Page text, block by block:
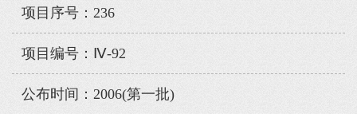
项目序号：236
项目编号：Ⅳ-92
公布时间：2006(第一批)